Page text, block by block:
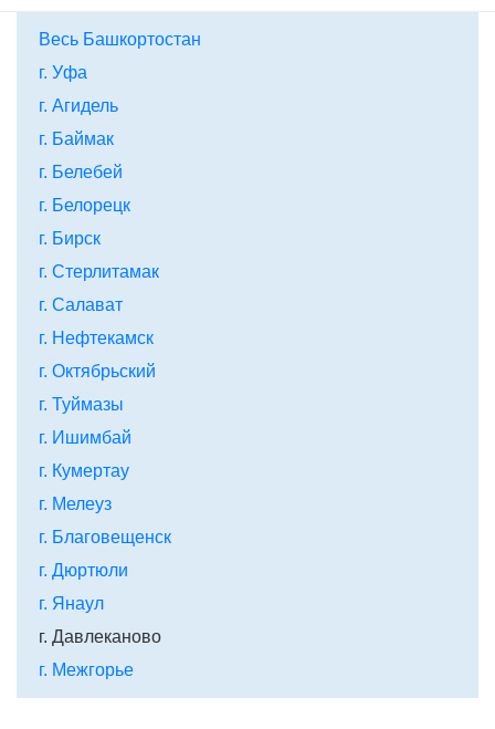
Весь Башкортостан
г. Уфа
г. Агидель
г. Баймак
г. Белебей
г. Белорецк
г. Бирск
г. Стерлитамак
г. Салават
г. Нефтекамск
г. Октябрьский
г. Туймазы
г. Ишимбай
г. Кумертау
г. Мелеуз
г. Благовещенск
г. Дюртюли
г. Янаул
г. Давлеканово
г. Межгорье